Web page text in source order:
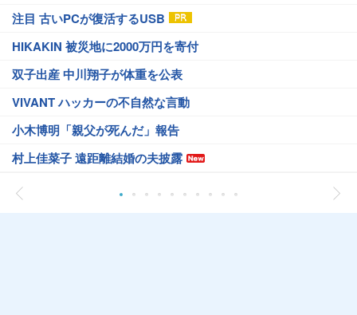
注目 古いPCが復活するUSB
HIKAKIN 被災地に2000万円を寄付
双子出産 中川翔子が体重を公表
VIVANT ハッカーの不自然な言動
小木博明「親父が死んだ」報告
村上佳菜子 遠距離結婚の夫披露